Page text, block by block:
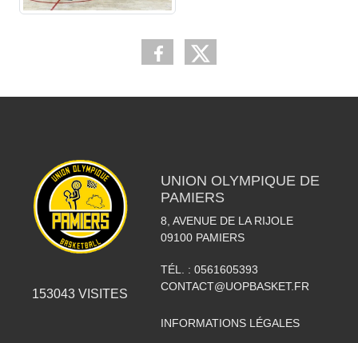
153043 VISITES
UNION OLYMPIQUE DE
PAMIERS
8, AVENUE DE LA RIJOLE
09100 PAMIERS
TÉL. : 0561605393
CONTACT@UOPBASKET.FR
INFORMATIONS LÉGALES